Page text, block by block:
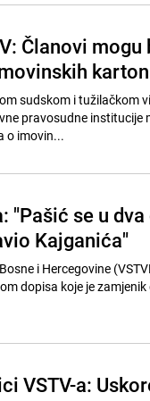
Članovi
sudskom i tužilačkom
pravosudne institucije
o imovin...
"Pašić se u
Kajganića"
i Hercegovine
dopisa koje je
VSTV-a: